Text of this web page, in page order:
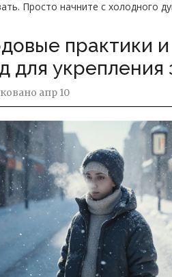
Просто начните с холодного
практики
для укрепления
апр 10